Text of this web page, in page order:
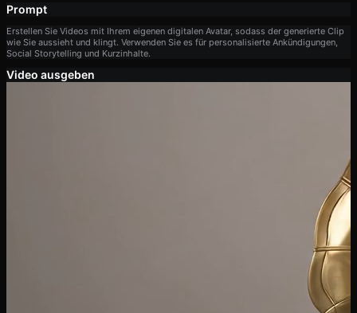
Prompt
Erstellen Sie Videos mit Ihrem eigenen digitalen Avatar, sodass der generierte Clip
wie Sie aussieht und klingt. Verwenden Sie es für personalisierte Ankündigungen,
Social Storytelling und Kurzinhalte.
Video ausgeben